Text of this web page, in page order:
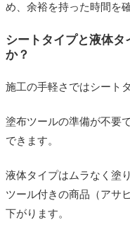
め、余裕を持った時間を
シートタイプと液体
か？
施工の手軽さではシート
塗布ツールの準備が不要
できます。
液体タイプはムラなく塗
ツール付きの商品（アサ
下がります。